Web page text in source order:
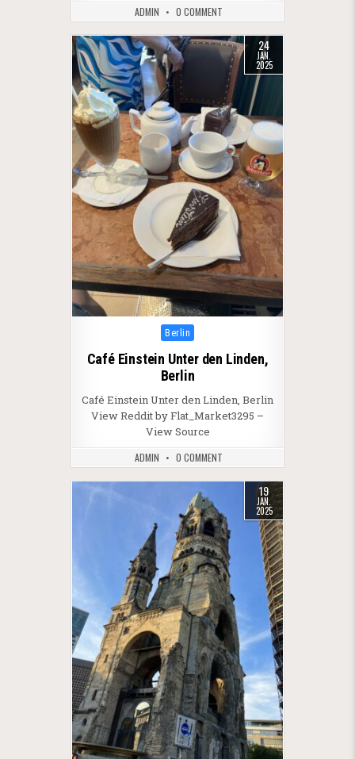
ADMIN 0 COMMENT
24
JAN.
2025
Posted in
Berlin
Café Einstein Unter den Linden,
Berlin
Café Einstein Unter den Linden, Berlin
View Reddit by Flat_Market3295 –
View Source
ADMIN 0 COMMENT
19
JAN.
2025